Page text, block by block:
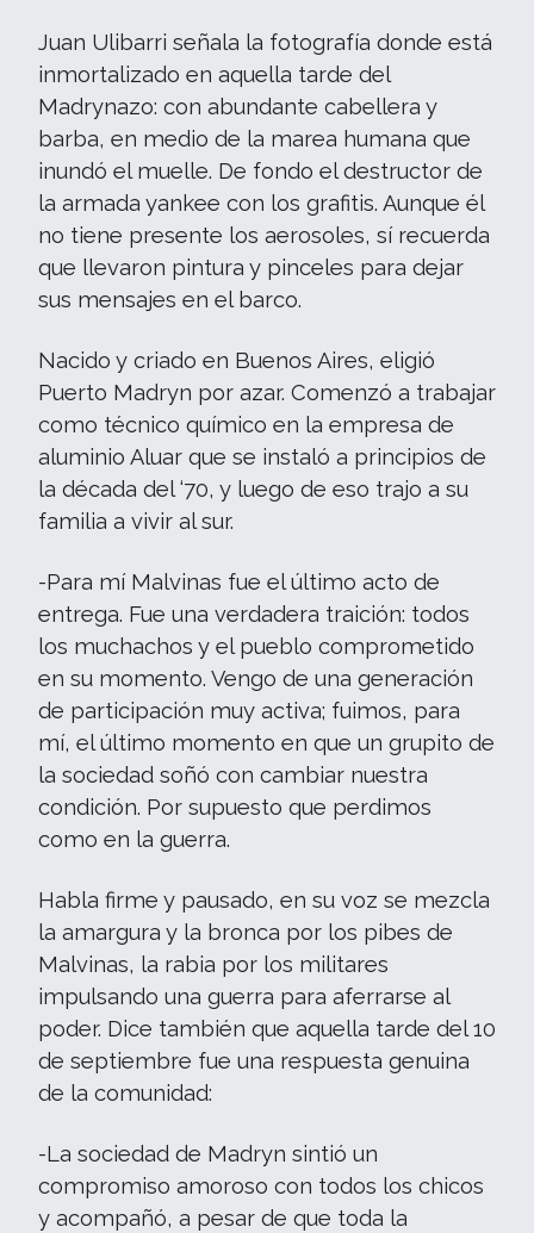
Juan Ulibarri señala la fotografía donde está
inmortalizado en aquella tarde del
Madrynazo: con abundante cabellera y
barba, en medio de la marea humana que
inundó el muelle. De fondo el destructor de
la armada yankee con los grafitis. Aunque él
no tiene presente los aerosoles, sí recuerda
que llevaron pintura y pinceles para dejar
sus mensajes en el barco.
Nacido y criado en Buenos Aires, eligió
Puerto Madryn por azar. Comenzó a trabajar
como técnico químico en la empresa de
aluminio Aluar que se instaló a principios de
la década del ‘70, y luego de eso trajo a su
familia a vivir al sur.
-Para mí Malvinas fue el último acto de
entrega. Fue una verdadera traición: todos
los muchachos y el pueblo comprometido
en su momento. Vengo de una generación
de participación muy activa; fuimos, para
mí, el último momento en que un grupito de
la sociedad soñó con cambiar nuestra
condición. Por supuesto que perdimos
como en la guerra.
Habla firme y pausado, en su voz se mezcla
la amargura y la bronca por los pibes de
Malvinas, la rabia por los militares
impulsando una guerra para aferrarse al
poder. Dice también que aquella tarde del 10
de septiembre fue una respuesta genuina
de la comunidad:
-La sociedad de Madryn sintió un
compromiso amoroso con todos los chicos
y acompañó, a pesar de que toda la